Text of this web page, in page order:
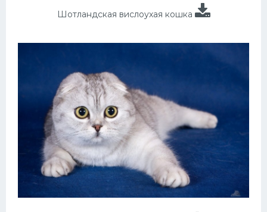
Шотландская вислоухая кошка